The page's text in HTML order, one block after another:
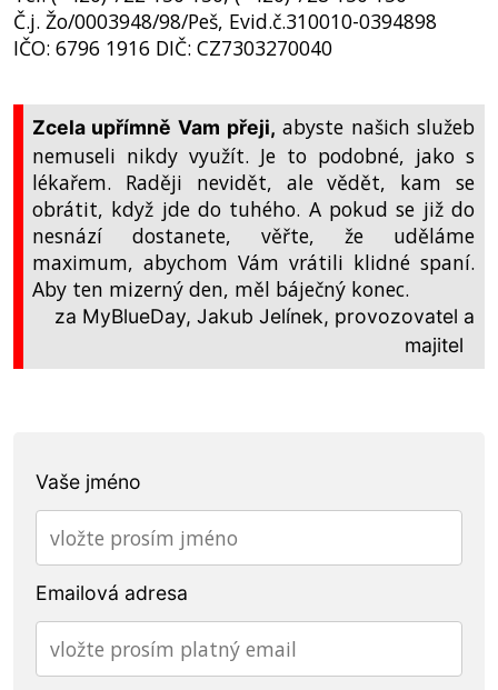
Č.j. Žo/0003948/98/Peš, Evid.č.310010-0394898
IČO: 6796 1916 DIČ: CZ7303270040
Zcela upřímně Vam přeji, abyste našich služeb
nemuseli nikdy využít. Je to podobné, jako s
lékařem. Raději nevidět, ale vědět, kam se
obrátit, když jde do tuhého. A pokud se již do
nesnází dostanete, věřte, že uděláme
maximum, abychom Vám vrátili klidné spaní.
Aby ten mizerný den, měl báječný konec.
za MyBlueDay, Jakub Jelínek, provozovatel a
majitel
Vaše jméno
Emailová adresa